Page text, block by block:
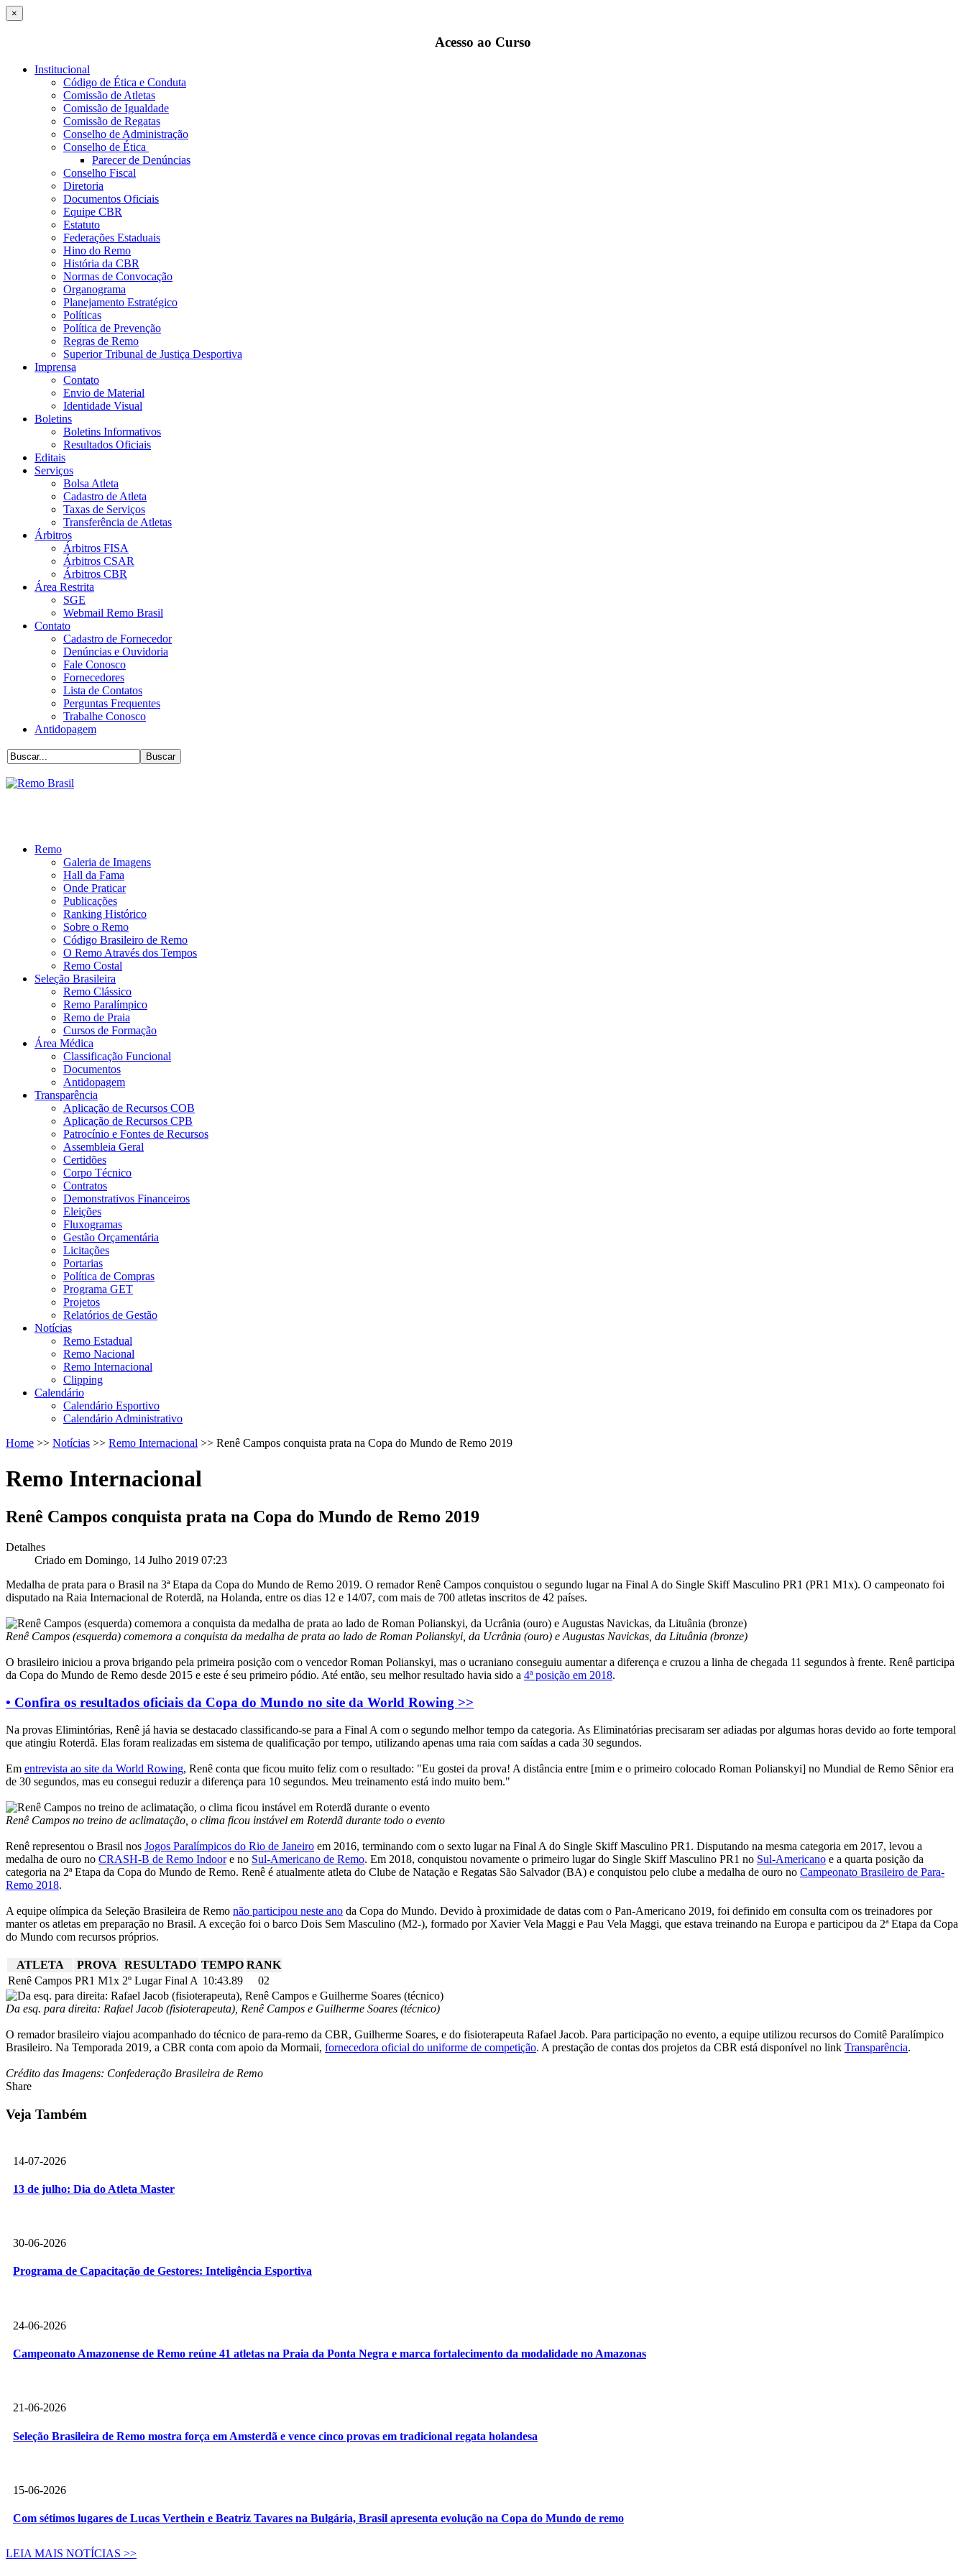
×
Acesso ao Curso
Institucional
Código de Ética e Conduta
Comissão de Atletas
Comissão de Igualdade
Comissão de Regatas
Conselho de Administração
Conselho de Ética
Parecer de Denúncias
Conselho Fiscal
Diretoria
Documentos Oficiais
Equipe CBR
Estatuto
Federações Estaduais
Hino do Remo
História da CBR
Normas de Convocação
Organograma
Planejamento Estratégico
Políticas
Política de Prevenção
Regras de Remo
Superior Tribunal de Justiça Desportiva
Imprensa
Contato
Envio de Material
Identidade Visual
Boletins
Boletins Informativos
Resultados Oficiais
Editais
Serviços
Bolsa Atleta
Cadastro de Atleta
Taxas de Serviços
Transferência de Atletas
Árbitros
Árbitros FISA
Árbitros CSAR
Árbitros CBR
Área Restrita
SGE
Webmail Remo Brasil
Contato
Cadastro de Fornecedor
Denúncias e Ouvidoria
Fale Conosco
Fornecedores
Lista de Contatos
Perguntas Frequentes
Trabalhe Conosco
Antidopagem
Remo
Galeria de Imagens
Hall da Fama
Onde Praticar
Publicações
Ranking Histórico
Sobre o Remo
Código Brasileiro de Remo
O Remo Através dos Tempos
Remo Costal
Seleção Brasileira
Remo Clássico
Remo Paralímpico
Remo de Praia
Cursos de Formação
Área Médica
Classificação Funcional
Documentos
Antidopagem
Transparência
Aplicação de Recursos COB
Aplicação de Recursos CPB
Patrocínio e Fontes de Recursos
Assembleia Geral
Certidões
Corpo Técnico
Contratos
Demonstrativos Financeiros
Eleições
Fluxogramas
Gestão Orçamentária
Licitações
Portarias
Política de Compras
Programa GET
Projetos
Relatórios de Gestão
Notícias
Remo Estadual
Remo Nacional
Remo Internacional
Clipping
Calendário
Calendário Esportivo
Calendário Administrativo
Home >> Notícias >> Remo Internacional >> Renê Campos conquista prata na Copa do Mundo de Remo 2019
Remo Internacional
Renê Campos conquista prata na Copa do Mundo de Remo 2019
Detalhes
Criado em Domingo, 14 Julho 2019 07:23
Medalha de prata para o Brasil na 3ª Etapa da Copa do Mundo de Remo 2019. O remador Renê Campos conquistou o segundo lugar na Final A do Single Skiff Masculino PR1 (PR1 M1x). O campeonato foi
disputado na Raia Internacional de Roterdã, na Holanda, entre os dias 12 e 14/07, com mais de 700 atletas inscritos de 42 países.
Renê Campos (esquerda) comemora a conquista da medalha de prata ao lado de Roman Polianskyi, da Ucrânia (ouro) e Augustas Navickas, da Lituânia (bronze)
O brasileiro iniciou a prova brigando pela primeira posição com o vencedor Roman Polianskyi, mas o ucraniano conseguiu aumentar a diferença e cruzou a linha de chegada 11 segundos à frente. Renê participa
da Copa do Mundo de Remo desde 2015 e este é seu primeiro pódio. Até então, seu melhor resultado havia sido a 4ª posição em 2018.
• Confira os resultados oficiais da Copa do Mundo no site da World Rowing >>
Na provas Elimintórias, Renê já havia se destacado classificando-se para a Final A com o segundo melhor tempo da categoria. As Eliminatórias precisaram ser adiadas por algumas horas devido ao forte temporal
que atingiu Roterdã. Elas foram realizadas em sistema de qualificação por tempo, utilizando apenas uma raia com saídas a cada 30 segundos.
Em entrevista ao site da World Rowing, Renê conta que ficou muito feliz com o resultado: "Eu gostei da prova! A distância entre [mim e o primeiro colocado Roman Polianskyi] no Mundial de Remo Sênior era
de 30 segundos, mas eu consegui reduzir a diferença para 10 segundos. Meu treinamento está indo muito bem."
Renê Campos no treino de aclimatação, o clima ficou instável em Roterdã durante todo o evento
Renê representou o Brasil nos Jogos Paralímpicos do Rio de Janeiro em 2016, terminando com o sexto lugar na Final A do Single Skiff Masculino PR1. Disputando na mesma categoria em 2017, levou a
medalha de ouro no CRASH-B de Remo Indoore no Sul-Americano de Remo. Em 2018, conquistou novamente o primeiro lugar do Single Skiff Masculino PR1 no Sul-Americano e a quarta posição da
categoria na 2ª Etapa da Copa do Mundo de Remo. Renê é atualmente atleta do Clube de Natação e Regatas São Salvador (BA) e conquistou pelo clube a medalha de ouro no Campeonato Brasileiro de Para-
Remo 2018.
A equipe olímpica da Seleção Brasileira de Remo não participou neste ano da Copa do Mundo. Devido à proximidade de datas com o Pan-Americano 2019, foi definido em consulta com os treinadores por
manter os atletas em preparação no Brasil. A exceção foi o barco Dois Sem Masculino (M2-), formado por Xavier Vela Maggi e Pau Vela Maggi, que estava treinando na Europa e participou da 2ª Etapa da Copa
do Mundo com recursos próprios.
ATLETA PROVA RESULTADO TEMPO RANK
Renê Campos PR1 M1x 2º Lugar Final A 10:43.89 02
Da esq. para direita: Rafael Jacob (fisioterapeuta), Renê Campos e Guilherme Soares (técnico)
O remador brasileiro viajou acompanhado do técnico de para-remo da CBR, Guilherme Soares, e do fisioterapeuta Rafael Jacob. Para participação no evento, a equipe utilizou recursos do Comitê Paralímpico
Brasileiro. Na Temporada 2019, a CBR conta com apoio da Mormaii, fornecedora oficial do uniforme de competição. A prestação de contas dos projetos da CBR está disponível no link Transparência.
Crédito das Imagens: Confederação Brasileira de Remo
Share
Veja Também
14-07-2026
13 de julho: Dia do Atleta Master
30-06-2026
Programa de Capacitação de Gestores: Inteligência Esportiva
24-06-2026
Campeonato Amazonense de Remo reúne 41 atletas na Praia da Ponta Negra e marca fortalecimento da modalidade no Amazonas
21-06-2026
Seleção Brasileira de Remo mostra força em Amsterdã e vence cinco provas em tradicional regata holandesa
15-06-2026
Com sétimos lugares de Lucas Verthein e Beatriz Tavares na Bulgária, Brasil apresenta evolução na Copa do Mundo de remo
LEIA MAIS NOTÍCIAS >>